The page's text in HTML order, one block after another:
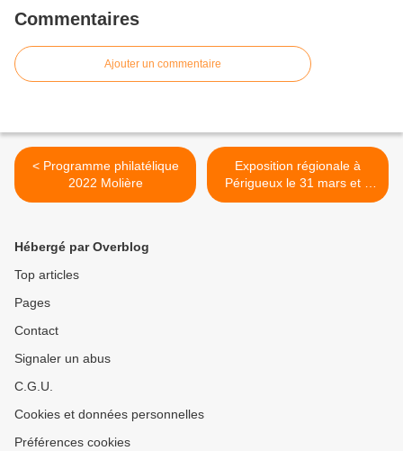
Commentaires
Ajouter un commentaire
< Programme philatélique
2022 Molière
Exposition régionale à
Périgueux le 31 mars et à
Auvillar pour la fête du
Hébergé par Overblog
Top articles
Pages
Contact
Signaler un abus
C.G.U.
Cookies et données personnelles
Préférences cookies